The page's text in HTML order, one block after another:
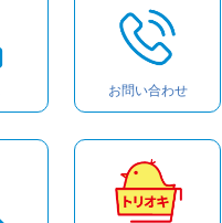
お問い合わせ